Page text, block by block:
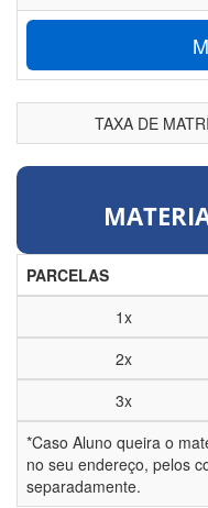
TAXA DE
PARCELAS
1x
2x
3x
*Caso Aluno queira o
no seu endereço, pelos
separadamente.